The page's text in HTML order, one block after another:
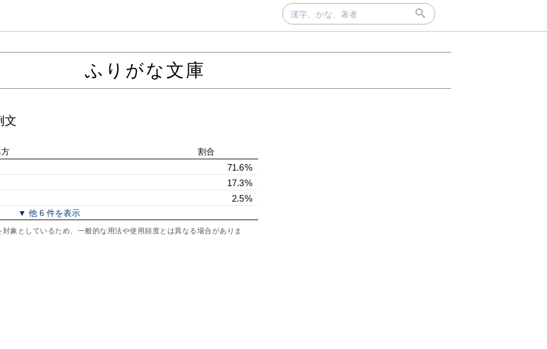
ふりがな文庫
文
割合
71.6%
17.3%
2.5%
▼ 他 6 件を表示
象としているため、一般的な用法や使用頻度とは異なる場合がありま